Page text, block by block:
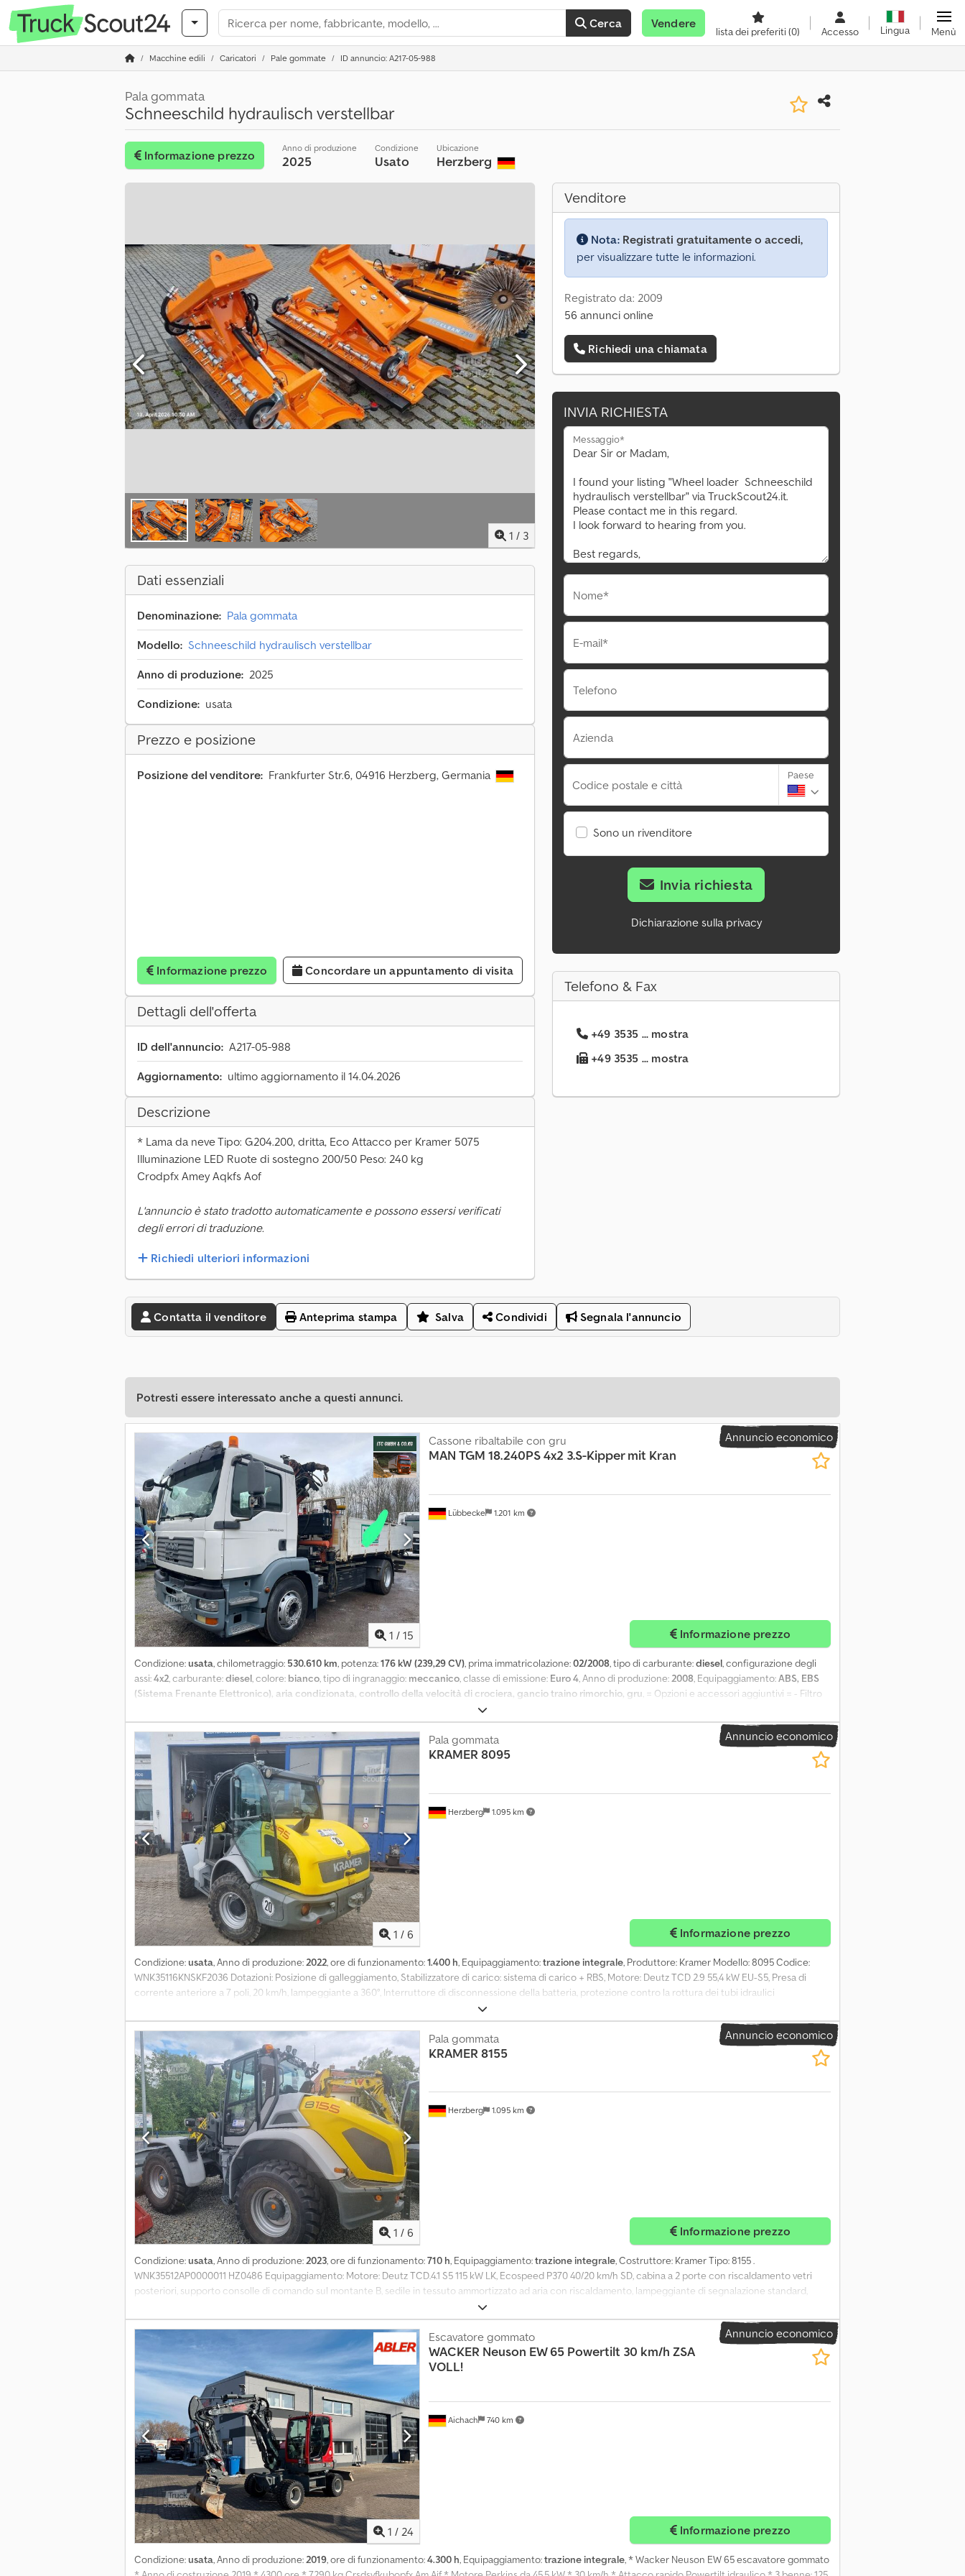
Cerca Vendere
lista dei preferiti (0) Accesso Lingua Menù
Macchine edili Caricatori Pale gommate ID annuncio: A217-05-988
Pala gommata
Schneeschild hydraulisch verstellbar
Informazione prezzo
Anno di produzione
2025
Condizione
Usato
Ubicazione
Herzberg
1 / 3
Dati essenziali
Denominazione: Pala gommata
Modello: Schneeschild hydraulisch verstellbar
Anno di produzione: 2025
Condizione: usata
Prezzo e posizione
Posizione del venditore: Frankfurter Str.6, 04916 Herzberg, Germania
Informazione prezzo Concordare un appuntamento di visita
Dettagli dell'offerta
ID dell'annuncio: A217-05-988
Aggiornamento: ultimo aggiornamento il 14.04.2026
Descrizione
* Lama da neve Tipo: G204.200, dritta, Eco Attacco per Kramer 5075
Illuminazione LED Ruote di sostegno 200/50 Peso: 240 kg
Crodpfx Amey Aqkfs Aof
L'annuncio è stato tradotto automaticamente e possono essersi verificati
degli errori di traduzione.
Richiedi ulteriori informazioni
Venditore
Nota: Registrati gratuitamente o accedi,
per visualizzare tutte le informazioni.
Registrato da: 2009
56 annunci online
Richiedi una chiamata
INVIA RICHIESTA
Messaggio*
Nome*
E-mail*
Telefono
Azienda
Codice postale e città
Paese
Sono un rivenditore
Invia richiesta
Dichiarazione sulla privacy
Telefono & Fax
+49 3535 ... mostra
+49 3535 ... mostra
Contatta il venditore Anteprima stampa Salva Condividi Segnala l'annuncio
Potresti essere interessato anche a questi annunci.
Annuncio economico
1 / 15
Lübbecke 1.201 km
Cassone ribaltabile con gru
MAN TGM 18.240PS 4x2 3.S-Kipper mit Kran
Informazione prezzo
Condizione:usata, chilometraggio: 530.610 km, potenza:176 kW (239,29 CV), prima immatricolazione:02/2008, tipo di carburante:diesel, configurazione degli
assi:4x2, carburante:diesel, colore: bianco, tipo di ingranaggio: meccanico, classe di emissione: Euro 4, Anno di produzione:2008, Equipaggiamento:ABS, EBS
(Sistema Frenante Elettronico), aria condizionata, controllo della velocità di crociera, gancio traino rimorchio, gru, = Opzioni e accessori aggiuntivi = - Filtro
antiparticolato - Parasole - Quadro di comando climatizzatore - Tettuccio apribile = Ulteriori informazioni = Csdpfx Ajxxlf Hem Aorf PESO MASSIMO: 18.000 kg
Prezzo di vendita: € 25.000, US$ 28.480
Annuncio economico
1 / 6
Herzberg 1.095 km
Pala gommata
KRAMER 8095
Informazione prezzo
Condizione:usata, Anno di produzione:2022, ore di funzionamento:1.400 h, Equipaggiamento:trazione integrale, Produttore: Kramer Modello: 8095 Codice:
WNK35116KNSKF2036 Dotazioni: Posizione di galleggiamento, Stabilizzatore di carico: sistema di carico + RBS, Motore: Deutz TCD 2.9 55,4 kW EU-S5, Presa di
corrente anteriore a 7 poli, 20 km/h, lampeggiante a 360°, Interruttore di disconnessione della batteria, protezione contro la rottura dei tubi idraulici
(sollevamento/basculamento), Crodpfx Amsw Dk Tcs Aef Sistema Kramer SWP idraulico, Pneumatici: 340/80 R18 Firest.Duraf. ET10, Colonna dello sterzo regolabile,
Telematica: EquipCare 36M Dotazioni aggiuntive: Radio completa, gancio di carico, bloccaggio del differenziale al 100% sull'asse posteriore, Sterzo a quattro
ruote, scarico della pressione sul terzo circuito idraulico, peso zavorra aggiuntivo, lubrificazione del supporto dell'asse oscillante Incluso: 1 x Dispositivo di
impilaggio da 1200 mm - KRA 1 x Benna (HVF) da 2050 mm KRA - 1,05 m³ Documenti: Certificato di dati
Annuncio economico
1 / 6
Herzberg 1.095 km
Pala gommata
KRAMER 8155
Informazione prezzo
Condizione:usata, Anno di produzione:2023, ore di funzionamento:710 h, Equipaggiamento:trazione integrale, Costruttore: Kramer Tipo: 8155 .
WNK35512AP0000011 HZ0486 Equipaggiamento: Motore: Deutz TCD.4.1 S5 115 kW LK, Ecospeed P370 40/20 km/h SD, cabina a 2 porte con riscaldamento vetri
posteriori, supporto consolle di comando sul montante B, sedile in tessuto ammortizzato ad aria con riscaldamento, lampeggiante di segnalazione standard,
illuminazione targa EU, fari da lavoro 4 anteriori + 2 posteriori + 2 laterali, braccio di carico LS952 3,8 m, attacco rapido Volvo TPV SWP idraulico, smorzatore di
carico, tubazione di ritorno senza pressione anteriore, valvola addizionale ribaltabile, pompa Load Sensing 180 l/min, distributore idraulico, presa posteriore 7 poli
per attrezzi retro, presa anteriore 7 poli per attrezzi frontali, segnalatore retromarcia, Pneumatici: 500/70R24 164 A8 Duraforce, Verniciatura assali RAL7043,
Telematica EquipCare 36M Equipaggiamento aggiuntivo: blocco cilindro di ribaltamento, scatola portadocumenti, autoradio completa, Csdew Dk Sxopfx Am Aorf
freno ad aria compressa a doppio circuito, attacco traino automatico regolabile in altezza da 38 mm, dispositivo di marcia lenta + acceleratore manuale, funzione
vibrazione cilindro di ribaltamento, supporto regolabile in altezza Incl. - Dispositivo di forca sollevamento 1800 mm - TPV - Benna 2500 mm terra RZ TPV 1,8 m³
Documenti: Certificato dati tecnici, certificato del costruttore
Annuncio economico
1 / 24
Aichach 740 km
Escavatore gommato
WACKER Neuson EW 65 Powertilt 30 km/h ZSA
VOLL!
Informazione prezzo
Condizione:usata, Anno di produzione:2019, ore di funzionamento:4.300 h, Equipaggiamento:trazione integrale, * Wacker Neuson EW 65 escavatore gommato